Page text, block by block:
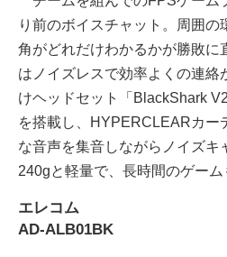
り前のボイスチャット。周囲
角がどれだけわかるかが勝敗に
はノイズレスで効率よくの連絡
けヘッドセット「BlackShark
を搭載し、HYPERCLEARカー
な音声を集音しながらノイズキ
240gと軽量で、長時間のゲーム
エレコム
AD-ALB01BK